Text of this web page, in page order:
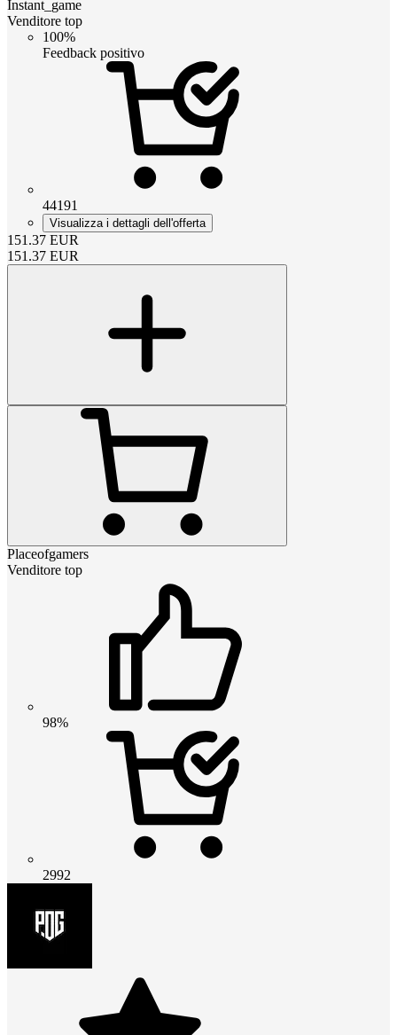
Instant_game
Venditore top
100%
Feedback positivo
44191
Visualizza i dettagli dell'offerta
151.37 EUR
151.37 EUR
Placeofgamers
Venditore top
98%
2992